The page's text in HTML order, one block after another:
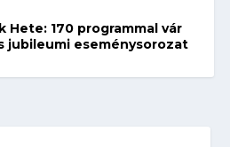
Hete: 170 programmal vár
jubileumi eseménysorozat